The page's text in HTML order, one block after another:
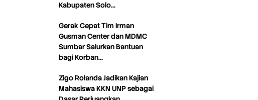
Kabupaten Solo…
Gerak Cepat Tim Irman
Gusman Center dan MDMC
Sumbar Salurkan Bantuan
bagi Korban…
Zigo Rolanda Jadikan Kajian
Mahasiswa KKN UNP sebagai